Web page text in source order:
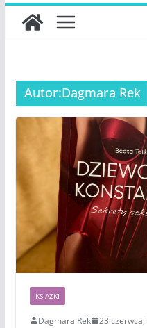
Autor:Dagmara Rek
KSIĄŻKI
Dagmara Rek 23